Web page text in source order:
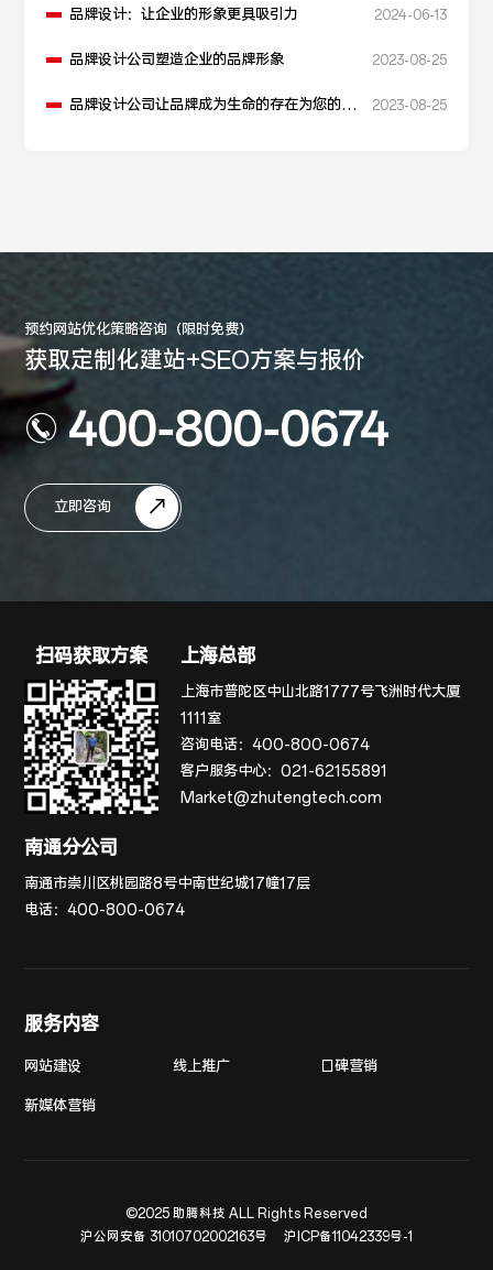
品牌设计：让企业的形象更具吸引力 2024-06-13
品牌设计公司塑造企业的品牌形象 2023-08-25
品牌设计公司让品牌成为生命的存在为您的品
2023-08-25
预约网站优化策略咨询（限时免费）
获取定制化建站+SEO方案与报价
400-800-0674
立即咨询
扫码获取方案 上海总部
上海市普陀区中山北路1777号飞洲时代大厦
1111室
咨询电话：400-800-0674
客户服务中心：021-62155891
Market@zhutengtech.com
南通分公司
南通市崇川区桃园路8号中南世纪城17幢17层
电话：400-800-0674
服务内容
网站建设 线上推广 口碑营销
新媒体营销
©2025 助腾科技 ALL Rights Reserved
沪公网安备 31010702002163号
沪ICP备11042339号-1